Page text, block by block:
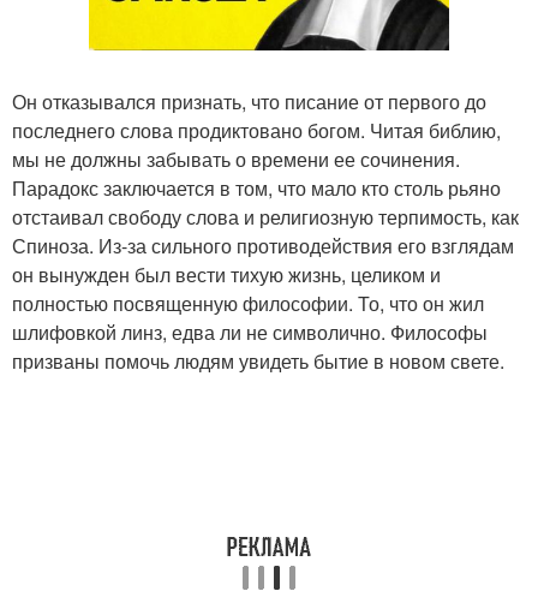
Он отказывался признать, что писание от первого до
последнего слова продиктовано богом. Читая библию,
мы не должны забывать о времени ее сочинения.
Парадокс заключается в том, что мало кто столь рьяно
отстаивал свободу слова и религиозную терпимость, как
Спиноза. Из-за сильного противодействия его взглядам
он вынужден был вести тихую жизнь, целиком и
полностью посвященную философии. То, что он жил
шлифовкой линз, едва ли не символично. Философы
призваны помочь людям увидеть бытие в новом свете.